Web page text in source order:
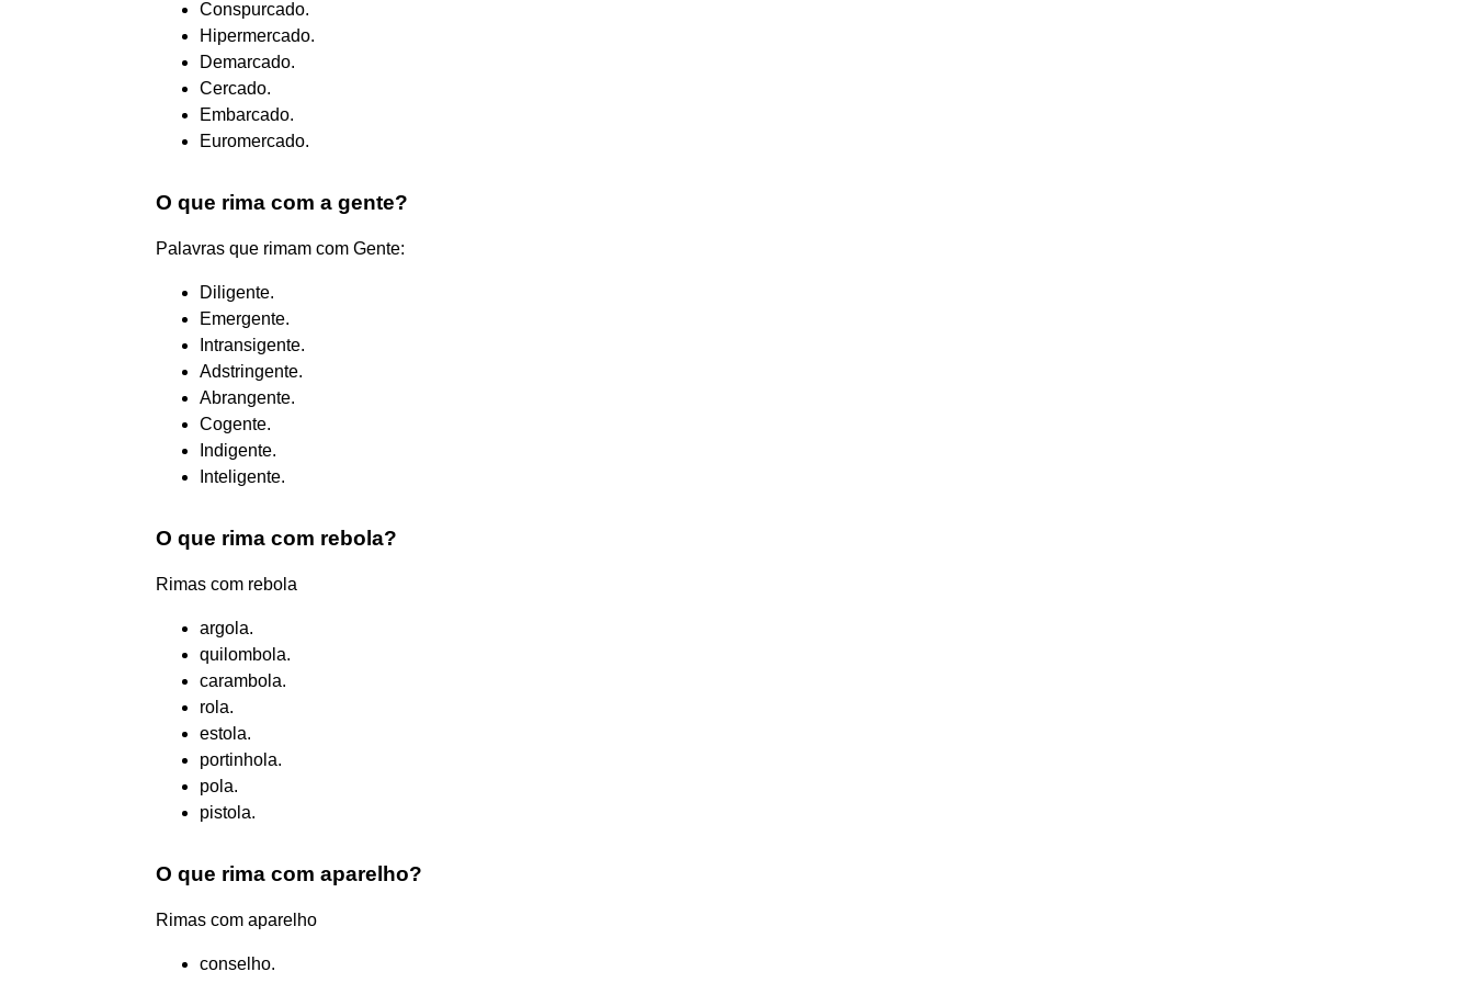
Conspurcado.
Hipermercado.
Demarcado.
Cercado.
Embarcado.
Euromercado.
O que rima com a gente?
Palavras que rimam com Gente:
Diligente.
Emergente.
Intransigente.
Adstringente.
Abrangente.
Cogente.
Indigente.
Inteligente.
O que rima com rebola?
Rimas com rebola
argola.
quilombola.
carambola.
rola.
estola.
portinhola.
pola.
pistola.
O que rima com aparelho?
Rimas com aparelho
conselho.